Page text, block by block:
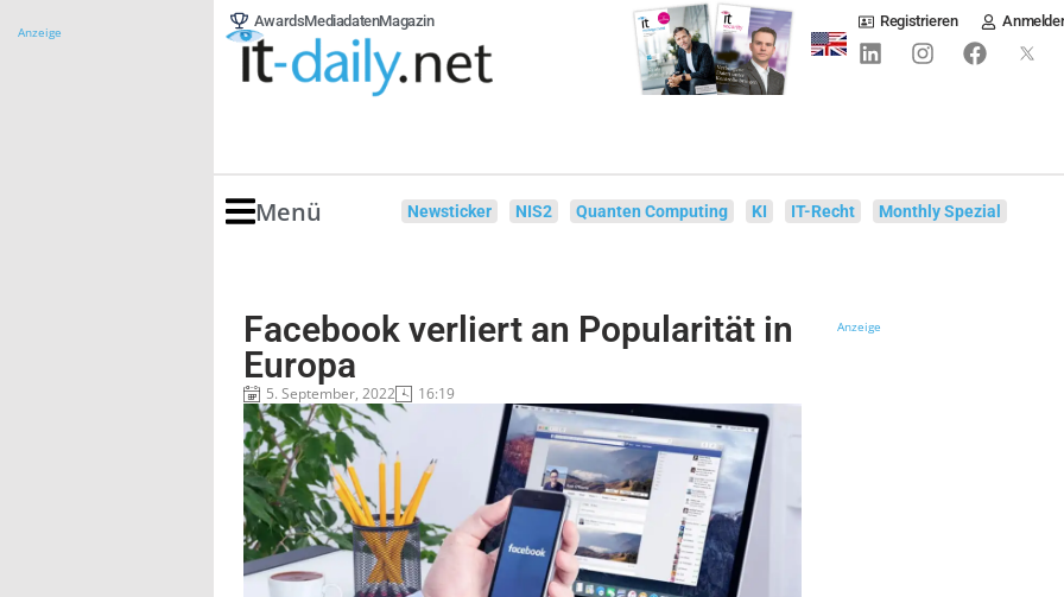
Anzeige
AwardsMediadatenMagazin Registrieren
Menü Newsticker NIS2 Quanten Computing KI IT-Recht Monthly Spezial
Facebook verliert an Popularität in
Europa
5. September, 2022 16:19
Anzeige